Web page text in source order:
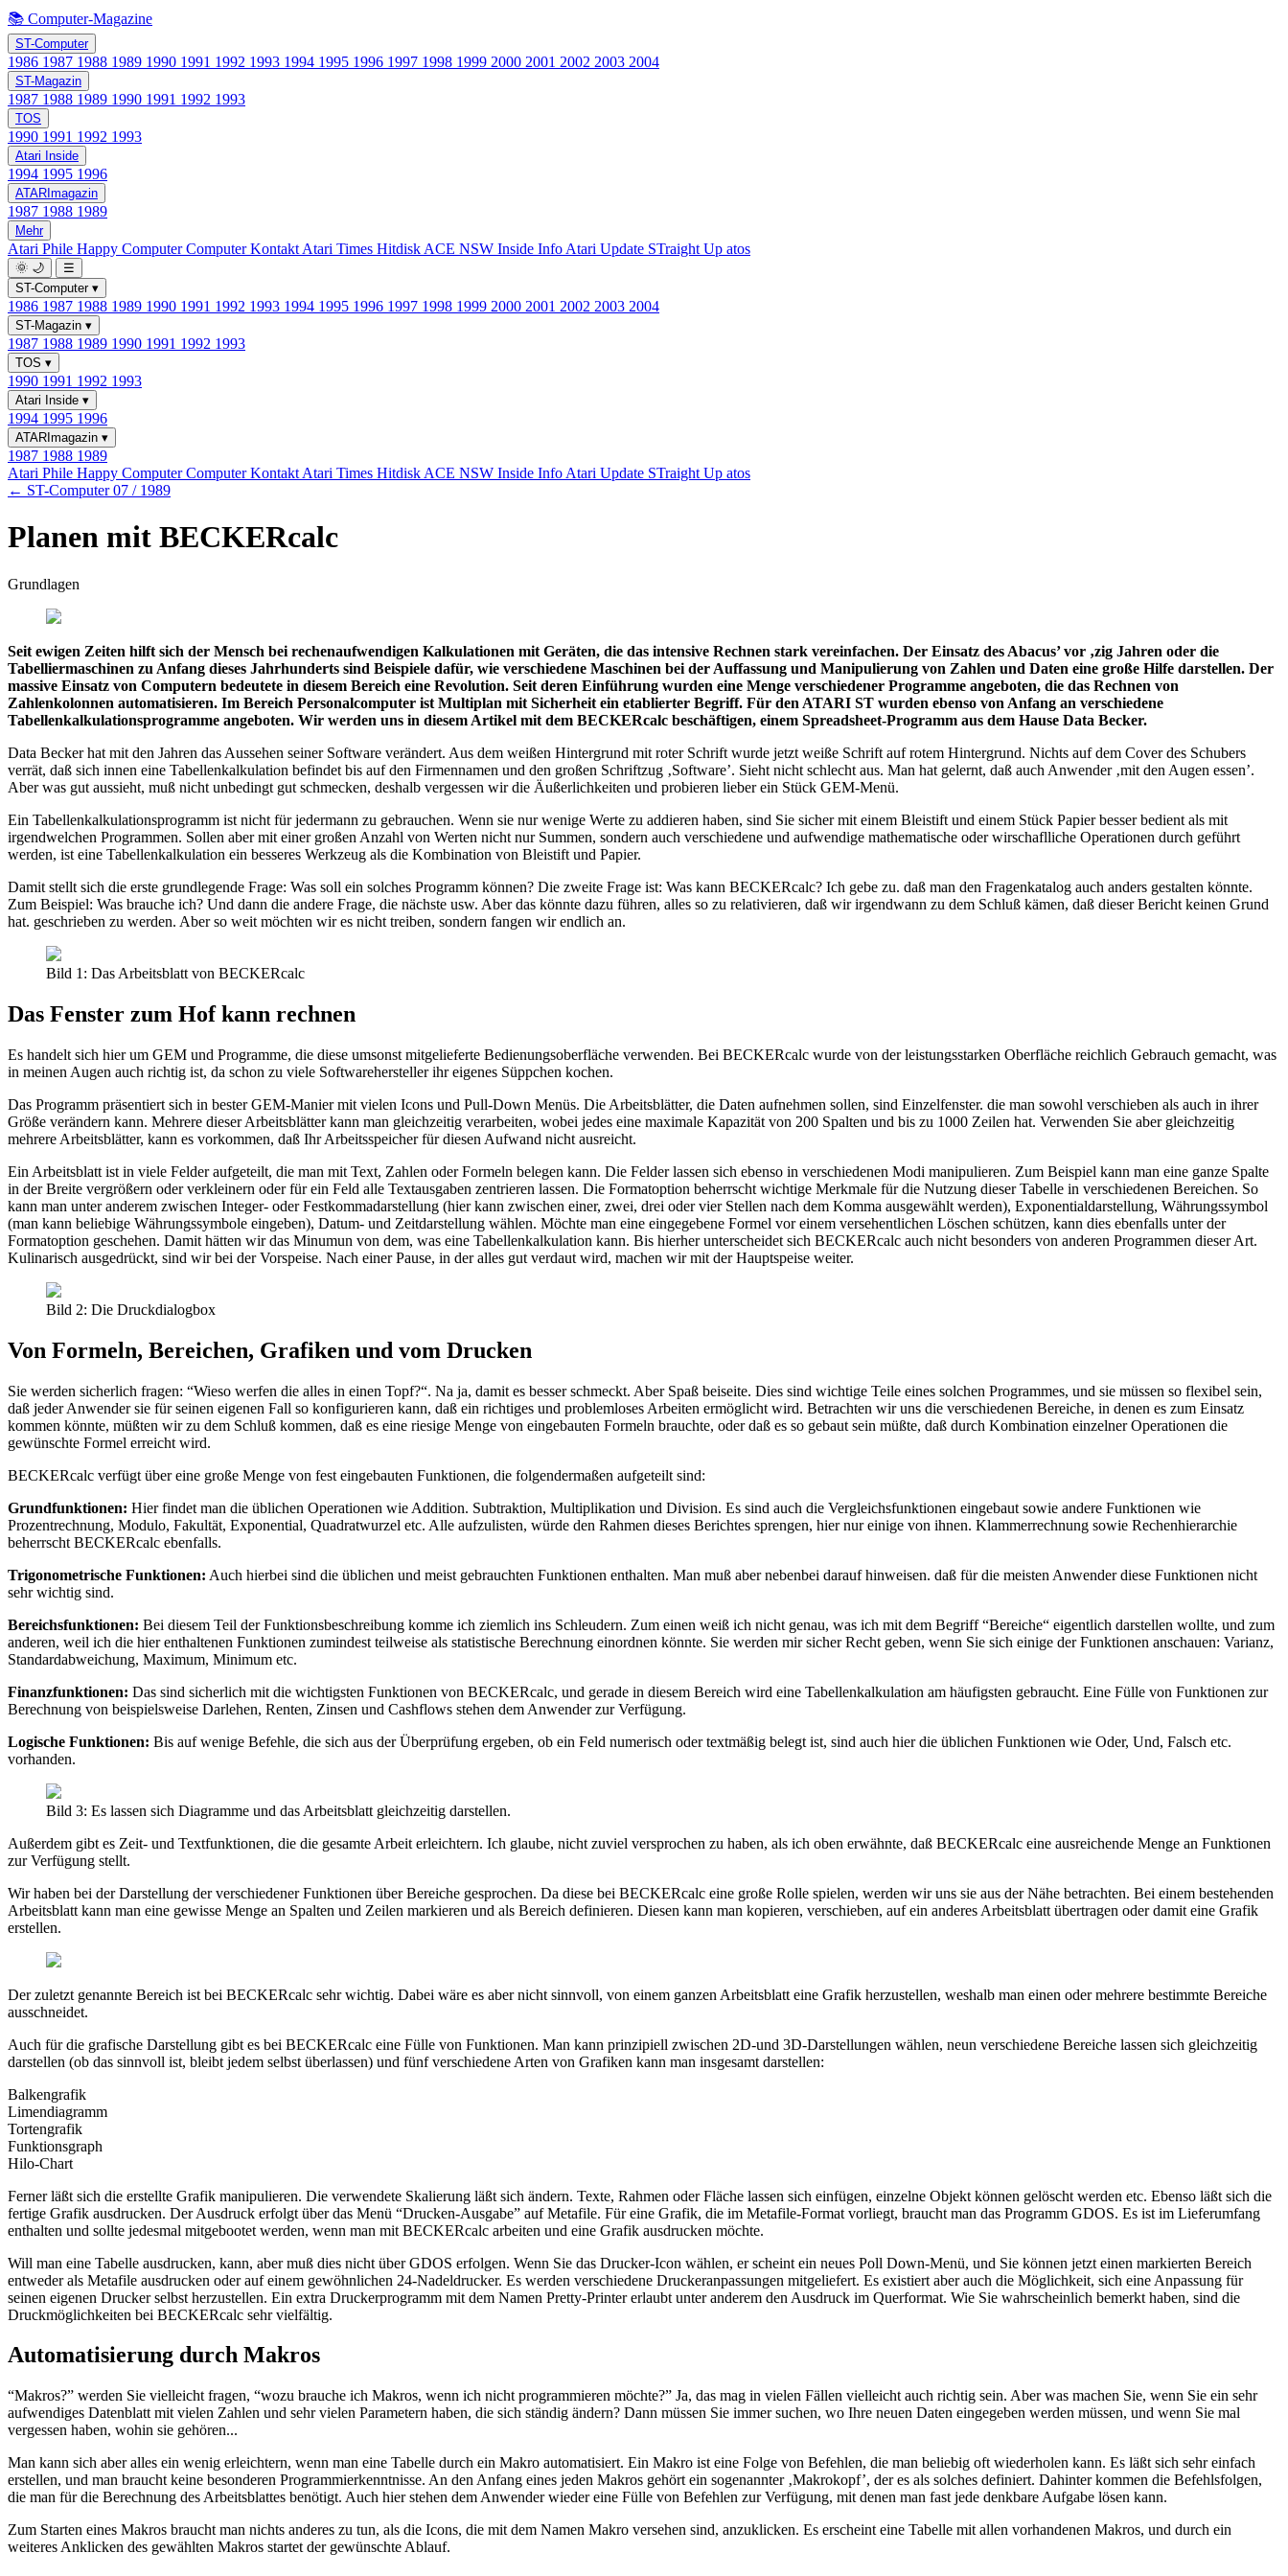
📚 Computer-Magazine
ST-Computer
1986 1987 1988 1989 1990 1991 1992 1993 1994 1995 1996 1997 1998 1999 2000 2001 2002 2003 2004
ST-Magazin
1987 1988 1989 1990 1991 1992 1993
TOS
1990 1991 1992 1993
Atari Inside
1994 1995 1996
ATARImagazin
1987 1988 1989
Mehr
Atari Phile Happy ComputerComputer Kontakt Atari Times Hitdisk ACE NSW Inside Info Atari Update STraight Up atos
🌞 🌙
☰
ST-Computer ▾
1986 1987 1988 1989 1990 1991 1992 1993 1994 1995 1996 1997 1998 1999 2000 2001 2002 2003 2004
ST-Magazin ▾
1987 1988 1989 1990 1991 1992 1993
TOS ▾
1990 1991 1992 1993
Atari Inside ▾
1994 1995 1996
ATARImagazin ▾
1987 1988 1989
Atari Phile Happy ComputerComputer Kontakt Atari Times Hitdisk ACE NSW Inside Info Atari Update STraight Up atos
← ST-Computer 07 / 1989
Planen mit BECKERcalc
Grundlagen
Seit ewigen Zeiten hilft sich der Mensch bei rechenaufwendigen Kalkulationen mit Geräten, die das intensive Rechnen stark vereinfachen. Der Einsatz des Abacus’ vor ‚zig Jahren oder die
Tabelliermaschinen zu Anfang dieses Jahrhunderts sind Beispiele dafür, wie verschiedene Maschinen bei der Auffassung und Manipulierung von Zahlen und Daten eine große Hilfe darstellen. Der
massive Einsatz von Computern bedeutete in diesem Bereich eine Revolution. Seit deren Einführung wurden eine Menge verschiedener Programme angeboten, die das Rechnen von
Zahlenkolonnen automatisieren. Im Bereich Personalcomputer ist Multiplan mit Sicherheit ein etablierter Begriff. Für den ATARI ST wurden ebenso von Anfang an verschiedene
Tabellenkalkulationsprogramme angeboten. Wir werden uns in diesem Artikel mit dem BECKERcalc beschäftigen, einem Spreadsheet-Programm aus dem Hause Data Becker.
Data Becker hat mit den Jahren das Aussehen seiner Software verändert. Aus dem weißen Hintergrund mit roter Schrift wurde jetzt weiße Schrift auf rotem Hintergrund. Nichts auf dem Cover des Schubers
verrät, daß sich innen eine Tabellenkalkulation befindet bis auf den Firmennamen und den großen Schriftzug ‚Software’. Sieht nicht schlecht aus. Man hat gelernt, daß auch Anwender ‚mit den Augen essen’.
Aber was gut aussieht, muß nicht unbedingt gut schmecken, deshalb vergessen wir die Äußerlichkeiten und probieren lieber ein Stück GEM-Menü.
Ein Tabellenkalkulationsprogramm ist nicht für jedermann zu gebrauchen. Wenn sie nur wenige Werte zu addieren haben, sind Sie sicher mit einem Bleistift und einem Stück Papier besser bedient als mit
irgendwelchen Programmen. Sollen aber mit einer großen Anzahl von Werten nicht nur Summen, sondern auch verschiedene und aufwendige mathematische oder wirschaflliche Operationen durch geführt
werden, ist eine Tabellenkalkulation ein besseres Werkzeug als die Kombination von Bleistift und Papier.
Damit stellt sich die erste grundlegende Frage: Was soll ein solches Programm können? Die zweite Frage ist: Was kann BECKERcalc? Ich gebe zu. daß man den Fragenkatalog auch anders gestalten könnte.
Zum Beispiel: Was brauche ich? Und dann die andere Frage, die nächste usw. Aber das könnte dazu führen, alles so zu relativieren, daß wir irgendwann zu dem Schluß kämen, daß dieser Bericht keinen Grund
hat. geschrieben zu werden. Aber so weit möchten wir es nicht treiben, sondern fangen wir endlich an.
Bild 1: Das Arbeitsblatt von BECKERcalc
Das Fenster zum Hof kann rechnen
Es handelt sich hier um GEM und Programme, die diese umsonst mitgelieferte Bedienungsoberfläche verwenden. Bei BECKERcalc wurde von der leistungsstarken Oberfläche reichlich Gebrauch gemacht, was
in meinen Augen auch richtig ist, da schon zu viele Softwarehersteller ihr eigenes Süppchen kochen.
Das Programm präsentiert sich in bester GEM-Manier mit vielen Icons und Pull-Down Menüs. Die Arbeitsblätter, die Daten aufnehmen sollen, sind Einzelfenster. die man sowohl verschieben als auch in ihrer
Größe verändern kann. Mehrere dieser Arbeitsblätter kann man gleichzeitig verarbeiten, wobei jedes eine maximale Kapazität von 200 Spalten und bis zu 1000 Zeilen hat. Verwenden Sie aber gleichzeitig
mehrere Arbeitsblätter, kann es vorkommen, daß Ihr Arbeitsspeicher für diesen Aufwand nicht ausreicht.
Ein Arbeitsblatt ist in viele Felder aufgeteilt, die man mit Text, Zahlen oder Formeln belegen kann. Die Felder lassen sich ebenso in verschiedenen Modi manipulieren. Zum Beispiel kann man eine ganze Spalte
in der Breite vergrößern oder verkleinern oder für ein Feld alle Textausgaben zentrieren lassen. Die Formatoption beherrscht wichtige Merkmale für die Nutzung dieser Tabelle in verschiedenen Bereichen. So
kann man unter anderem zwischen Integer- oder Festkommadarstellung (hier kann zwischen einer, zwei, drei oder vier Stellen nach dem Komma ausgewählt werden), Exponentialdarstellung, Währungssymbol
(man kann beliebige Währungssymbole eingeben), Datum- und Zeitdarstellung wählen. Möchte man eine eingegebene Formel vor einem versehentlichen Löschen schützen, kann dies ebenfalls unter der
Formatoption geschehen. Damit hätten wir das Minumun von dem, was eine Tabellenkalkulation kann. Bis hierher unterscheidet sich BECKERcalc auch nicht besonders von anderen Programmen dieser Art.
Kulinarisch ausgedrückt, sind wir bei der Vorspeise. Nach einer Pause, in der alles gut verdaut wird, machen wir mit der Hauptspeise weiter.
Bild 2: Die Druckdialogbox
Von Formeln, Bereichen, Grafiken und vom Drucken
Sie werden sicherlich fragen: “Wieso werfen die alles in einen Topf?“. Na ja, damit es besser schmeckt. Aber Spaß beiseite. Dies sind wichtige Teile eines solchen Programmes, und sie müssen so flexibel sein,
daß jeder Anwender sie für seinen eigenen Fall so konfigurieren kann, daß ein richtiges und problemloses Arbeiten ermöglicht wird. Betrachten wir uns die verschiedenen Bereiche, in denen es zum Einsatz
kommen könnte, müßten wir zu dem Schluß kommen, daß es eine riesige Menge von eingebauten Formeln brauchte, oder daß es so gebaut sein müßte, daß durch Kombination einzelner Operationen die
gewünschte Formel erreicht wird.
BECKERcalc verfügt über eine große Menge von fest eingebauten Funktionen, die folgendermaßen aufgeteilt sind:
Grundfunktionen: Hier findet man die üblichen Operationen wie Addition. Subtraktion, Multiplikation und Division. Es sind auch die Vergleichsfunktionen eingebaut sowie andere Funktionen wie
Prozentrechnung, Modulo, Fakultät, Exponential, Quadratwurzel etc. Alle aufzulisten, würde den Rahmen dieses Berichtes sprengen, hier nur einige von ihnen. Klammerrechnung sowie Rechenhierarchie
beherrscht BECKERcalc ebenfalls.
Trigonometrische Funktionen: Auch hierbei sind die üblichen und meist gebrauchten Funktionen enthalten. Man muß aber nebenbei darauf hinweisen. daß für die meisten Anwender diese Funktionen nicht
sehr wichtig sind.
Bereichsfunktionen: Bei diesem Teil der Funktionsbeschreibung komme ich ziemlich ins Schleudern. Zum einen weiß ich nicht genau, was ich mit dem Begriff “Bereiche“ eigentlich darstellen wollte, und zum
anderen, weil ich die hier enthaltenen Funktionen zumindest teilweise als statistische Berechnung einordnen könnte. Sie werden mir sicher Recht geben, wenn Sie sich einige der Funktionen anschauen: Varianz,
Standardabweichung, Maximum, Minimum etc.
Finanzfunktionen: Das sind sicherlich mit die wichtigsten Funktionen von BECKERcalc, und gerade in diesem Bereich wird eine Tabellenkalkulation am häufigsten gebraucht. Eine Fülle von Funktionen zur
Berechnung von beispielsweise Darlehen, Renten, Zinsen und Cashflows stehen dem Anwender zur Verfügung.
Logische Funktionen: Bis auf wenige Befehle, die sich aus der Überprüfung ergeben, ob ein Feld numerisch oder textmäßig belegt ist, sind auch hier die üblichen Funktionen wie Oder, Und, Falsch etc.
vorhanden.
Bild 3: Es lassen sich Diagramme und das Arbeitsblatt gleichzeitig darstellen.
Außerdem gibt es Zeit- und Textfunktionen, die die gesamte Arbeit erleichtern. Ich glaube, nicht zuviel versprochen zu haben, als ich oben erwähnte, daß BECKERcalc eine ausreichende Menge an Funktionen
zur Verfügung stellt.
Wir haben bei der Darstellung der verschiedener Funktionen über Bereiche gesprochen. Da diese bei BECKERcalc eine große Rolle spielen, werden wir uns sie aus der Nähe betrachten. Bei einem bestehenden
Arbeitsblatt kann man eine gewisse Menge an Spalten und Zeilen markieren und als Bereich definieren. Diesen kann man kopieren, verschieben, auf ein anderes Arbeitsblatt übertragen oder damit eine Grafik
erstellen.
Der zuletzt genannte Bereich ist bei BECKERcalc sehr wichtig. Dabei wäre es aber nicht sinnvoll, von einem ganzen Arbeitsblatt eine Grafik herzustellen, weshalb man einen oder mehrere bestimmte Bereiche
ausschneidet.
Auch für die grafische Darstellung gibt es bei BECKERcalc eine Fülle von Funktionen. Man kann prinzipiell zwischen 2D-und 3D-Darstellungen wählen, neun verschiedene Bereiche lassen sich gleichzeitig
darstellen (ob das sinnvoll ist, bleibt jedem selbst überlassen) und fünf verschiedene Arten von Grafiken kann man insgesamt darstellen:
Balkengrafik
Limendiagramm
Tortengrafik
Funktionsgraph
Hilo-Chart
Ferner läßt sich die erstellte Grafik manipulieren. Die verwendete Skalierung läßt sich ändern. Texte, Rahmen oder Fläche lassen sich einfügen, einzelne Objekt können gelöscht werden etc. Ebenso läßt sich die
fertige Grafik ausdrucken. Der Ausdruck erfolgt über das Menü “Drucken-Ausgabe” auf Metafile. Für eine Grafik, die im Metafile-Format vorliegt, braucht man das Programm GDOS. Es ist im Lieferumfang
enthalten und sollte jedesmal mitgebootet werden, wenn man mit BECKERcalc arbeiten und eine Grafik ausdrucken möchte.
Will man eine Tabelle ausdrucken, kann, aber muß dies nicht über GDOS erfolgen. Wenn Sie das Drucker-Icon wählen, er scheint ein neues Poll Down-Menü, und Sie können jetzt einen markierten Bereich
entweder als Metafile ausdrucken oder auf einem gewöhnlichen 24-Nadeldrucker. Es werden verschiedene Druckeranpassungen mitgeliefert. Es existiert aber auch die Möglichkeit, sich eine Anpassung für
seinen eigenen Drucker selbst herzustellen. Ein extra Druckerprogramm mit dem Namen Pretty-Printer erlaubt unter anderem den Ausdruck im Querformat. Wie Sie wahrscheinlich bemerkt haben, sind die
Druckmöglichkeiten bei BECKERcalc sehr vielfältig.
Automatisierung durch Makros
“Makros?” werden Sie vielleicht fragen, “wozu brauche ich Makros, wenn ich nicht programmieren möchte?” Ja, das mag in vielen Fällen vielleicht auch richtig sein. Aber was machen Sie, wenn Sie ein sehr
aufwendiges Datenblatt mit vielen Zahlen und sehr vielen Parametern haben, die sich ständig ändern? Dann müssen Sie immer suchen, wo Ihre neuen Daten eingegeben werden müssen, und wenn Sie mal
vergessen haben, wohin sie gehören...
Man kann sich aber alles ein wenig erleichtern, wenn man eine Tabelle durch ein Makro automatisiert. Ein Makro ist eine Folge von Befehlen, die man beliebig oft wiederholen kann. Es läßt sich sehr einfach
erstellen, und man braucht keine besonderen Programmierkenntnisse. An den Anfang eines jeden Makros gehört ein sogenannter ‚Makrokopf’, der es als solches definiert. Dahinter kommen die Befehlsfolgen,
die man für die Berechnung des Arbeitsblattes benötigt. Auch hier stehen dem Anwender wieder eine Fülle von Befehlen zur Verfügung, mit denen man fast jede denkbare Aufgabe lösen kann.
Zum Starten eines Makros braucht man nichts anderes zu tun, als die Icons, die mit dem Namen Makro versehen sind, anzuklicken. Es erscheint eine Tabelle mit allen vorhandenen Makros, und durch ein
weiteres Anklicken des gewählten Makros startet der gewünschte Ablauf.